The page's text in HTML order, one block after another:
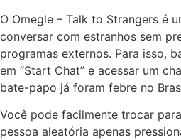
O Omegle – Talk to Strangers é
conversar com estranhos sem
programas externos. Para isso,
em “Start Chat” e acessar um
bate-papo já foram febre no
Você pode facilmente trocar
pessoa aleatória apenas